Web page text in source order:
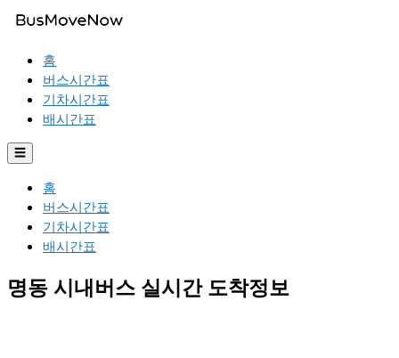
홈
버스시간표
기차시간표
배시간표
☰
홈
버스시간표
기차시간표
배시간표
명동 시내버스 실시간 도착정보